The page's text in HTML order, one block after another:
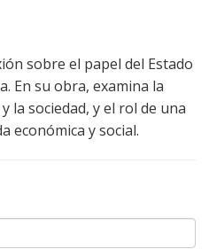
sobre el papel del Estado
En su obra, examina la
la sociedad, y el rol de una
económica y social.